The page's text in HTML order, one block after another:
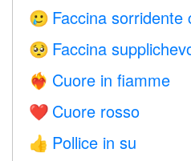
🥲 Faccina sorridente
🥺 Faccina
❤️‍🔥 Cuore in fiamme
❤️ Cuore rosso
👍 Pollice in su